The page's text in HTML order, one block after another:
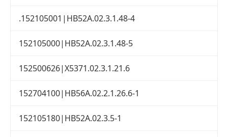
.152105001|HB52A.02.3.1.48-4
152105000|HB52A.02.3.1.48-5
152500626|X5371.02.3.1.21.6
152704100|HB56A.02.2.1.26.6-1
152105180|HB52A.02.3.5-1